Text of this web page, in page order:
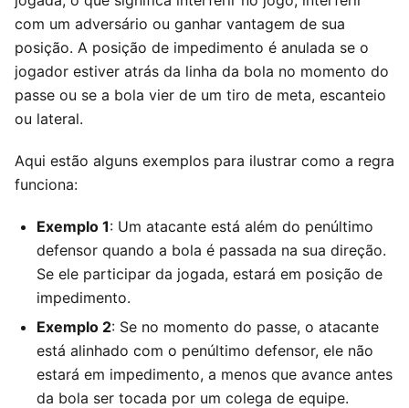
com um adversário ou ganhar vantagem de sua
posição. A posição de impedimento é anulada se o
jogador estiver atrás da linha da bola no momento do
passe ou se a bola vier de um tiro de meta, escanteio
ou lateral.
Aqui estão alguns exemplos para ilustrar como a regra
funciona:
Exemplo 1: Um atacante está além do penúltimo
defensor quando a bola é passada na sua direção.
Se ele participar da jogada, estará em posição de
impedimento.
Exemplo 2: Se no momento do passe, o atacante
está alinhado com o penúltimo defensor, ele não
estará em impedimento, a menos que avance antes
da bola ser tocada por um colega de equipe.